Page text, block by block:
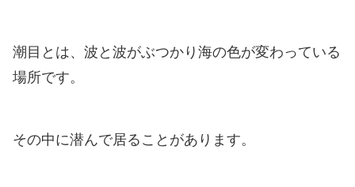
潮目とは、波と波がぶつかり海の色が変わっている
場所です。
その中に潜んで居ることがあります。